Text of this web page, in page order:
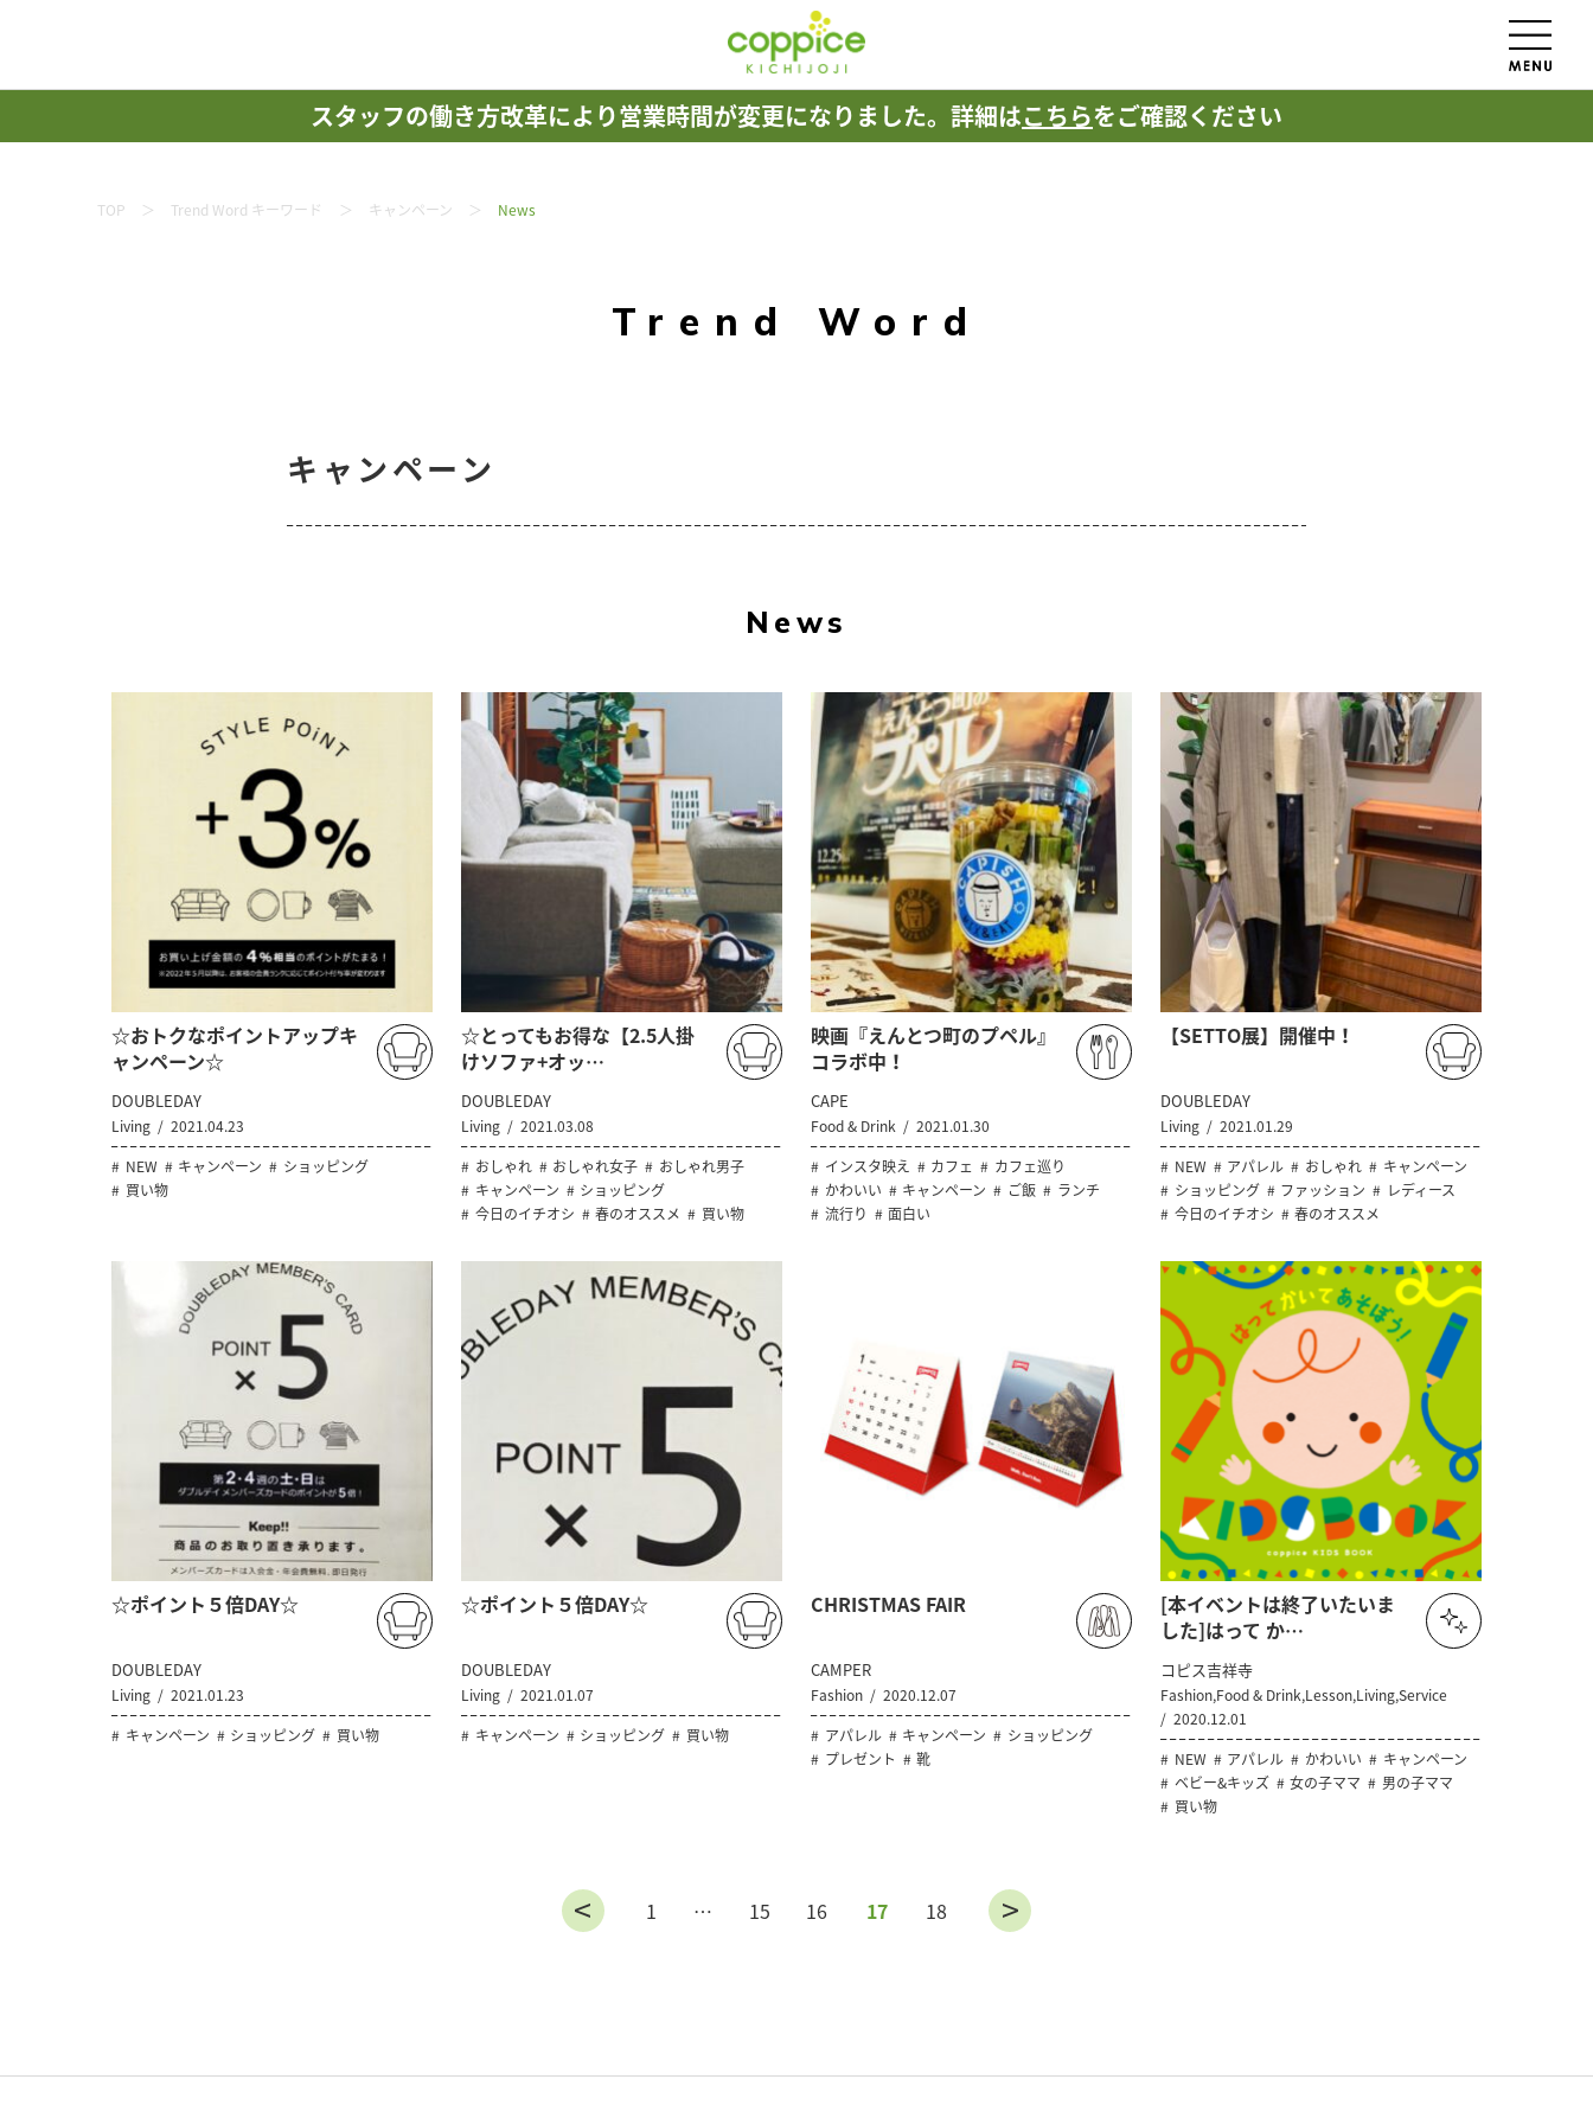
スタッフの働き方改革により営業時間が変更になりました。 詳細はこちらをご確認ください
TOP Trend Word キーワード キャンペーン News
Trend Word
キャンペーン
News
☆おトクなポイントアップキ
ャンペーン☆
DOUBLEDAY
Living
2021.04.23
NEW
キャンペーン
ショッピング
買い物
☆とってもお得な【2.5人掛
けソファ+オッ…
DOUBLEDAY
Living
2021.03.08
おしゃれ
おしゃれ女子
おしゃれ男子
キャンペーン
ショッピング
今日のイチオシ
春のオススメ 買い物
映画『えんとつ町のプペル』
コラボ中！
CAPE
Food & Drink
2021.01.30
インスタ映え
カフェ
カフェ巡り
かわいい
キャンペーン ご飯
ランチ
流行り
面白い
【SETTO展】開催中！
DOUBLEDAY
Living
2021.01.29
NEW
アパレル おしゃれ
キャンペーン
ショッピング
ファッション
レディース
今日のイチオシ
春のオススメ
☆ポイント５倍DAY☆
DOUBLEDAY
Living
2021.01.23
キャンペーン
ショッピング 買い物
☆ポイント５倍DAY☆
DOUBLEDAY
Living
2021.01.07
キャンペーン
ショッピング 買い物
CHRISTMAS FAIR
CAMPER
Fashion
2020.12.07
アパレル
キャンペーン
ショッピング
プレゼント
靴
[本イベントは終了いたいま
した]はって か…
コピス吉祥寺
Fashion,Food & Drink,Lesson,Living,Service
2020.12.01
NEW
アパレル かわいい
キャンペーン
ベビー&キッズ
女の子ママ
男の子ママ
買い物
1 … 15 16 17 18